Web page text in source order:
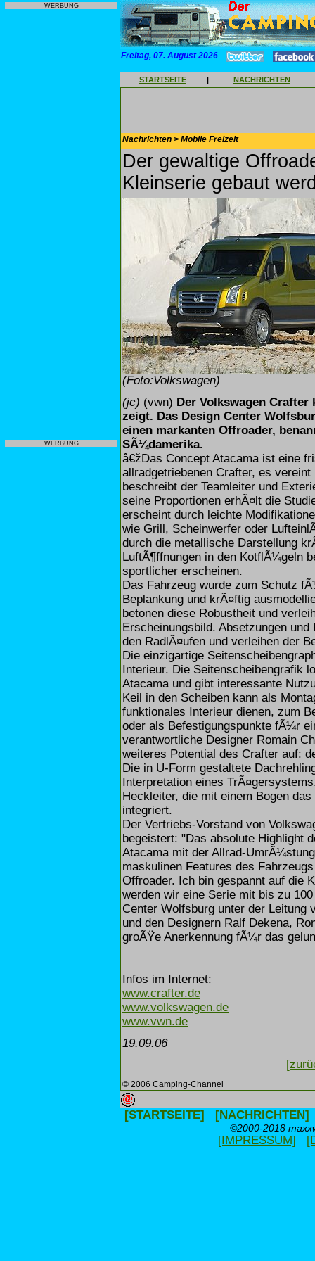
WERBUNG
WERBUNG
Freitag, 07. August 2026
STARTSEITE | NACHRICHTEN
Nachrichten > Mobile Freizeit
Der gewaltige
Kleinserie gebaut
(Foto:Volkswagen)
(jc) (vwn) Der Volkswagen Crafter
zeigt. Das Design Center
einen markanten Offroader,
SÃ¼damerika.
â€žDas Concept Atacama ist eine
allradgetriebenen Crafter, es
beschreibt der Teamleiter und
seine Proportionen erhÃ¤lt die
erscheint durch leichte
wie Grill, Scheinwerfer oder
durch die metallische Darstellung
LuftÃ¶ffnungen in den KotflÃ¼geln
sportlicher erscheinen.
Das Fahrzeug wurde zum Schutz
Beplankung und krÃ¤ftig
betonen diese Robustheit und
Erscheinungsbild. Absetzungen
den RadlÃ¤ufen und verleihen der
Die einzigartige
Interieur. Die Seitenscheibengrafik
Atacama und gibt interessante
Keil in den Scheiben kann als
funktionales Interieur dienen, zum
oder als Befestigungspunkte fÃ¼r
verantwortliche Designer Romain
weiteres Potential des Crafter auf:
Die in U-Form gestaltete
Interpretation eines
Heckleiter, die mit einem Bogen
integriert.
Der Vertriebs-Vorstand von
begeistert: "Das absolute Highlight
Atacama mit der Allrad-
maskulinen Features des
Offroader. Ich bin gespannt auf die
werden wir eine Serie mit bis zu
Center Wolfsburg unter der Leitung
und den Designern Ralf Dekena,
groÃŸe Anerkennung fÃ¼r das
Infos im Internet:
www.crafter.de
www.volkswagen.de
www.vwn.de
19.09.06
© 2006 Camping-Channel
[STARTSEITE] [NACHRICHTEN]
©2000-2018
[IMPRESSUM]